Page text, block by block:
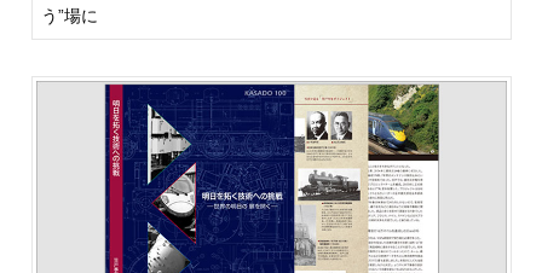
う”場に